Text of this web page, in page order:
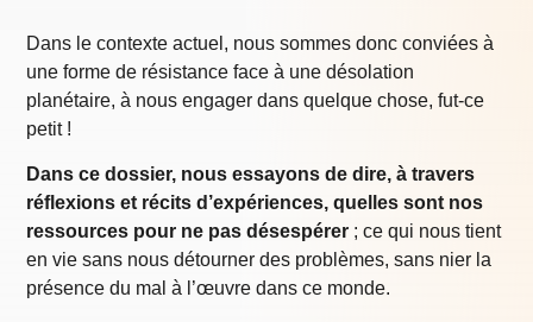
Dans le contexte actuel, nous sommes donc conviées à
une forme de résistance face à une désolation
planétaire, à nous engager dans quelque chose, fut-ce
petit !
Dans ce dossier, nous essayons de dire, à travers
réflexions et récits d’expériences, quelles sont nos
ressources pour ne pas désespérer ; ce qui nous tient
en vie sans nous détourner des problèmes, sans nier la
présence du mal à l’œuvre dans ce monde.